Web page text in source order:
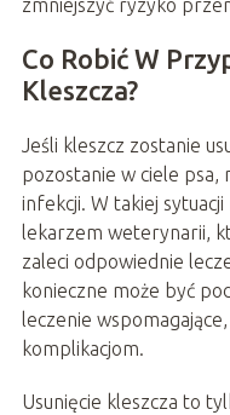
zmniejszyć ryzyko
Co Robić W
Kleszcza?
Jeśli kleszcz zostanie
pozostanie w ciele psa,
infekcji. W takiej
lekarzem weterynarii,
zaleci odpowiednie
konieczne może być
leczenie
komplikacjom.
Usunięcie kleszcza to